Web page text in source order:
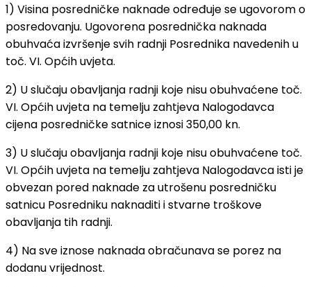
1) Visina posredničke naknade određuje se ugovorom o
posredovanju. Ugovorena posrednička naknada
obuhvaća izvršenje svih radnji Posrednika navedenih u
toč. VI. Općih uvjeta.
2) U slučaju obavljanja radnji koje nisu obuhvaćene toč.
VI. Općih uvjeta na temelju zahtjeva Nalogodavca
cijena posredničke satnice iznosi 350,00 kn.
3) U slučaju obavljanja radnji koje nisu obuhvaćene toč.
VI. Općih uvjeta na temelju zahtjeva Nalogodavca isti je
obvezan pored naknade za utrošenu posredničku
satnicu Posredniku naknaditi i stvarne troškove
obavljanja tih radnji.
4) Na sve iznose naknada obračunava se porez na
dodanu vrijednost.